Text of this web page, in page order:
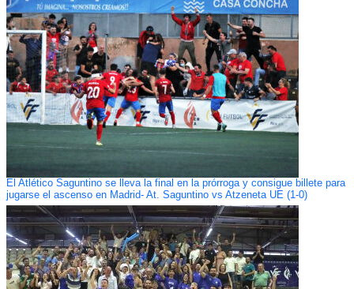
El Atlético Saguntino se lleva la final en la prórroga y consigue billete para
jugarse el ascenso en Madrid- At. Saguntino vs Atzeneta UE (1-0)